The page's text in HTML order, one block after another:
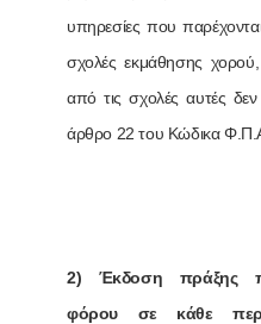
υπηρεσίες που
σχολές εκμάθησης
από τις σχολές αυτές
άρθρο 22 του Κώδικα
2) Έκδοση πράξης
φόρου σε κάθε